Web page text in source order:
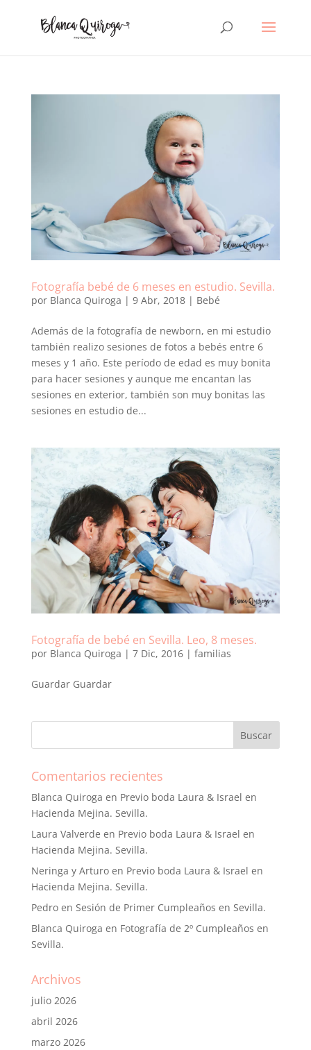
Fotografía bebé de 6 meses en estudio. Sevilla.
por Blanca Quiroga | 9 Abr, 2018| Bebé
Además de la fotografía de newborn, en mi estudio
también realizo sesiones de fotos a bebés entre 6
meses y 1 año. Este período de edad es muy bonita
para hacer sesiones y aunque me encantan las
sesiones en exterior, también son muy bonitas las
sesiones en estudio de...
Fotografía de bebé en Sevilla. Leo, 8 meses.
por Blanca Quiroga | 7 Dic, 2016| familias
Guardar Guardar
Comentarios recientes
Blanca Quiroga en Previo boda Laura & Israel en
Hacienda Mejina. Sevilla.
Laura Valverde en Previo boda Laura & Israel en
Hacienda Mejina. Sevilla.
Neringa y Arturoen Previo boda Laura & Israel en
Hacienda Mejina. Sevilla.
Pedroen Sesión de Primer Cumpleaños en Sevilla.
Blanca Quiroga en Fotografía de 2º Cumpleaños en
Sevilla.
Archivos
julio 2026
abril 2026
marzo 2026